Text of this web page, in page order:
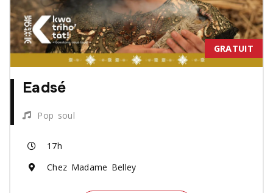
GRATUIT
Eadsé
Pop soul
17h
Chez Madame Belley